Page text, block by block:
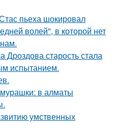
пьеха шокировал
волей", в которой нет
старость стала
испытанием.
в алматы
умственных